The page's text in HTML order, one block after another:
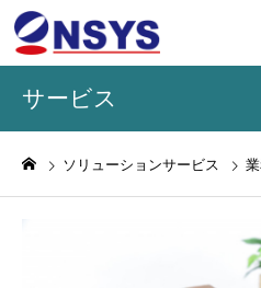
ソリューションサービス
サービス